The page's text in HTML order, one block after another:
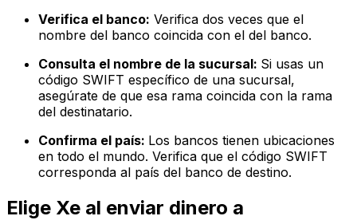
Verifica el banco: Verifica dos veces que el
nombre del banco coincida con el del banco.
Consulta el nombre de la sucursal: Si usas un
código SWIFT específico de una sucursal,
asegúrate de que esa rama coincida con la rama
del destinatario.
Confirma el país: Los bancos tienen ubicaciones
en todo el mundo. Verifica que el código SWIFT
corresponda al país del banco de destino.
Elige Xe al enviar dinero a